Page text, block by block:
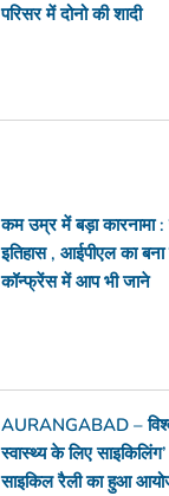
परिसर में दोनो की शादी
कम उम्र में बड़ा कारनामा
इतिहास , आईपीएल का बना
कॉन्फ्रेंस में आप भी जाने
AURANGABAD –
स्वास्थ्य के लिए
साइकिल रैली का हुआ